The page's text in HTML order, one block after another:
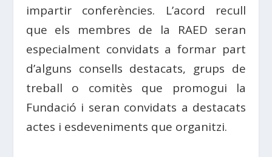
impartir conferències. L’acord recull
que els membres de la RAED seran
especialment convidats a formar part
d’alguns consells destacats, grups de
treball o comitès que promogui la
Fundació i seran convidats a destacats
actes i esdeveniments que organitzi.